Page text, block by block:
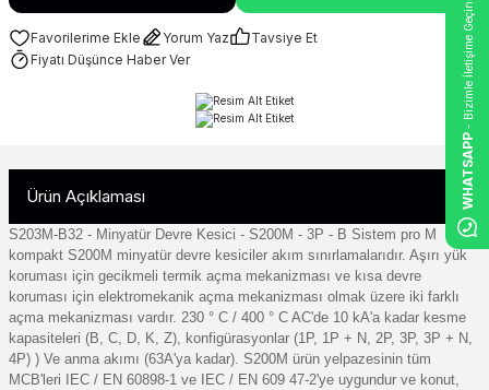
Yorum Yaz
Tavsiye Et
Fiyatı Düşünce Haber Ver
Ürün Açıklaması
S203M-B32 - Minyatür Devre Kesici - S200M - 3P - B Sistem pro M
kompakt S200M minyatür devre kesiciler akım sınırlamalarıdır. Aşırı yük
koruması için gecikmeli termik açma mekanizması ve kısa devre
koruması için elektromekanik açma mekanizması olmak üzere iki farklı
açma mekanizması vardır. 230 ° C / 400 ° C AC'de 10 kA'a kadar kesme
kapasiteleri (B, C, D, K, Z), konfigürasyonlar (1P, 1P + N, 2P, 3P, 3P + N,
4P) ) Ve anma akımı (63A'ya kadar). S200M ürün yelpazesinin tüm
MCB'leri IEC / EN 60898-1 ve IEC / EN 609 47-2'ye uygundur ve konut,
WHATSAPP
- Bizimle İletişime Geçin